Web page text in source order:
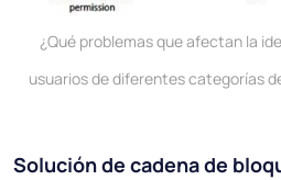
¿Qué problemas que afectan la
usuarios de diferentes categorías
Solución de cadena de